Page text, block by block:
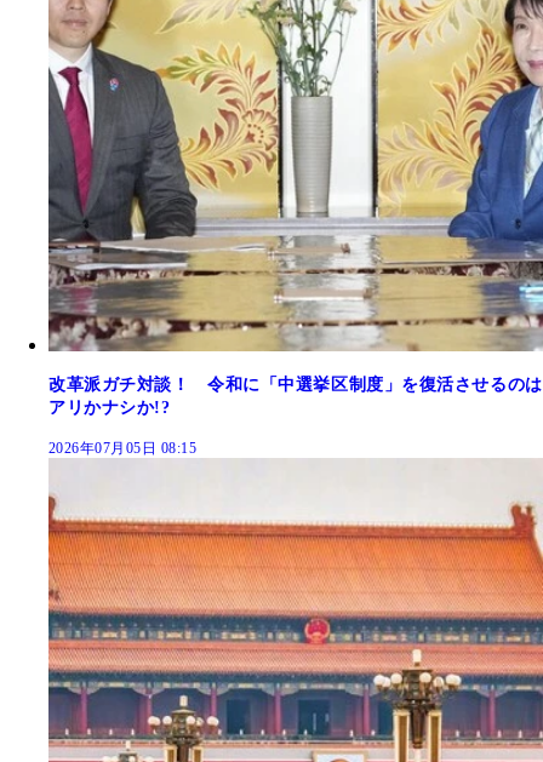
改革派ガチ対談！ 令和に「中選挙区制度」を復活させるのは
アリかナシか!?
2026年07月05日 08:15